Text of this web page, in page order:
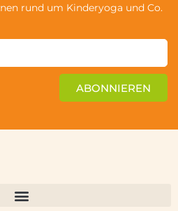
rund um Kinderyoga und Co.
ABONNIEREN